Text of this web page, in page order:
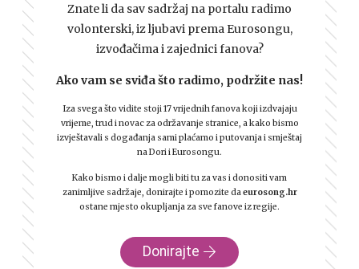
Znate li da sav sadržaj na portalu radimo
volonterski, iz ljubavi prema Eurosongu,
izvođačima i zajednici fanova?
Ako vam se sviđa što radimo, podržite nas!
Iza svega što vidite stoji 17 vrijednih fanova koji izdvajaju
vrijeme, trud i novac za održavanje stranice, a kako bismo
izvještavali s događanja sami plaćamo i putovanja i smještaj
na Dori i Eurosongu.
Kako bismo i dalje mogli biti tu za vas i donositi vam
zanimljive sadržaje, donirajte i pomozite da eurosong.hr
ostane mjesto okupljanja za sve fanove iz regije.
Donirajte